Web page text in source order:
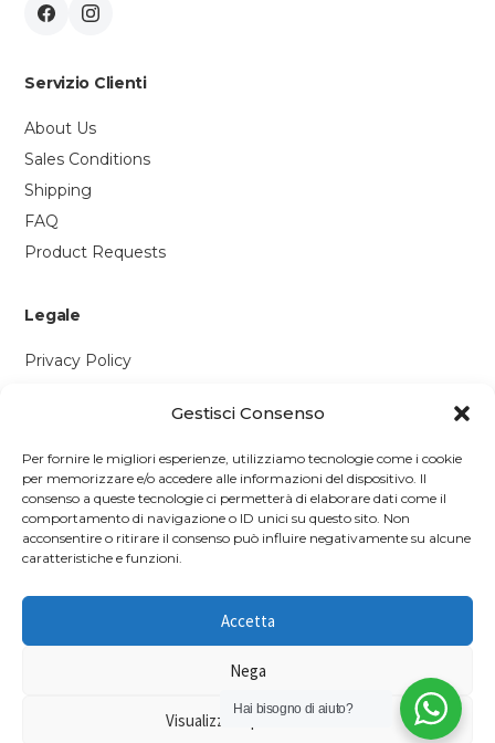
Gestisci Consenso
Per fornire le migliori esperienze, utilizziamo tecnologie come i cookie
per memorizzare e/o accedere alle informazioni del dispositivo. Il
consenso a queste tecnologie ci permetterà di elaborare dati come il
comportamento di navigazione o ID unici su questo sito. Non
acconsentire o ritirare il consenso può influire negativamente su alcune
caratteristiche e funzioni.
Accetta
Nega
Visualizza le preferenze
Servizio Clienti
About Us
Sales Conditions
Shipping
FAQ
Product Requests
Legale
Privacy Policy
Contattaci
Via P. Savi, 328
55049 Viareggio (LU)
+39 0584 1660477
WhatsApp
Hai bisogno di aiuto?